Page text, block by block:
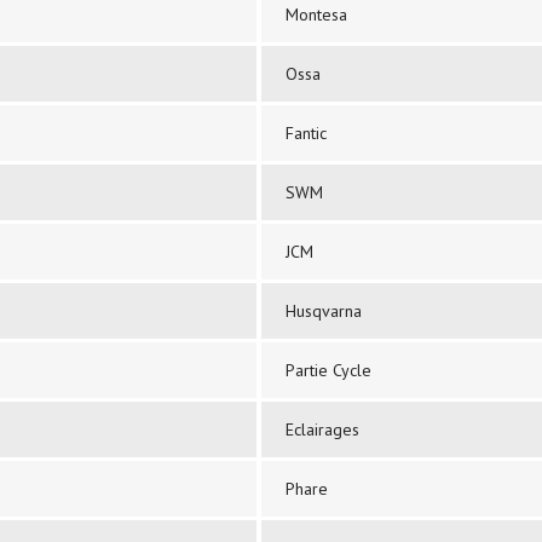
Montesa
Ossa
Fantic
SWM
JCM
Husqvarna
Partie Cycle
Eclairages
Phare